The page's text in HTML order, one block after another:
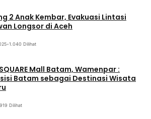
2 Anak Kembar, Evakuasi Lintasi
Longsor di Aceh
•1.040 Dilihat
Mall Batam, Wamenpar :
Batam sebagai Destinasi Wisata
919 Dilihat